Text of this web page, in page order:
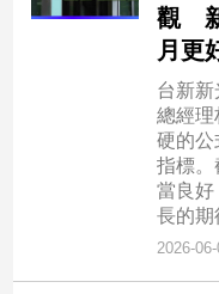
專
觀
月更
台新新
總經理
硬的公
指標。
當良好
長的期
2026-